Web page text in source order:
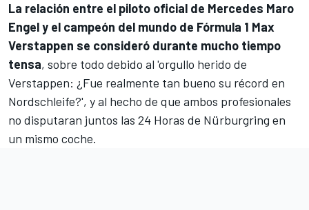
La relación entre el piloto oficial de Mercedes Maro
Engely el campeón del mundo de Fórmula 1 Max
Verstappen se consideró durante mucho tiempo
tensa, sobre todo debido al 'orgullo herido de
Verstappen: ¿Fue realmente tan bueno su récord en
Nordschleife?', y al hecho de que ambos profesionales
no disputaran juntos las 24 Horas de Nürburgring en
un mismo coche.